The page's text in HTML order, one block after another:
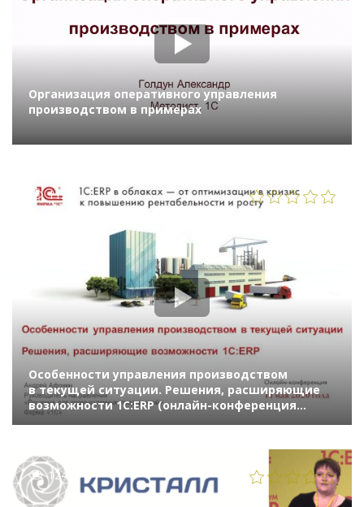
Организация оперативного управления
производством в примерах
1122
Особенности управления производством
в текущей ситуации. Решения, расширяющие
возможности 1С:ERP (онлайн-конференция
1248